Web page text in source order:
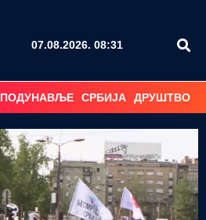
07.08.2026. 08:31
ПОДУНАВЉЕ СРБИЈА ДРУШТВО